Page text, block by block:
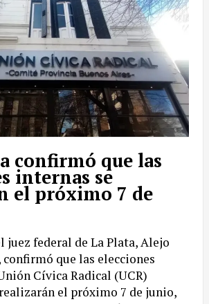
confirmó que las
internas se
el próximo 7 de
juez federal de La Plata, Alejo
que las elecciones
Cívica Radical (UCR)
el próximo 7 de junio,